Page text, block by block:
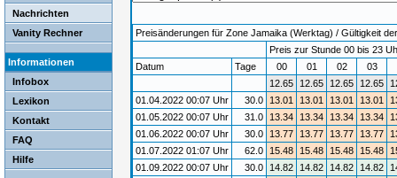
Nachrichten
Vanity Rechner
Informationen
Infobox
Lexikon
Kontakt
FAQ
Hilfe
Preisänderungen für Zone Jamaika (Werktag) / Gültigkeit
Preis zur Stunde 00 bis 23
Datum
Tage 00 01 02 03
12.65
12.65 12.65 12.65
01.04.2022 00:07 Uhr
30.0 13.01 13.01 13.01 13.01
01.05.2022 00:07 Uhr
31.0 13.34 13.34 13.34 13.34
01.06.2022 00:07 Uhr
30.0 13.77 13.77 13.77 13.77
01.07.2022 01:07 Uhr
62.0 15.48 15.48 15.48 15.48
01.09.2022 00:07 Uhr
30.0 14.82 14.82 14.82 14.82